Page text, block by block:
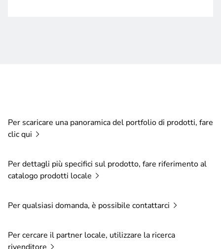
Per scaricare una panoramica del portfolio di prodotti, fare
clicqui
Per dettagli più specifici sul prodotto, fare riferimento al
catalogo prodotti locale
Per qualsiasi domanda, è possibile contattarci
Per cercare il partner locale, utilizzare la ricerca
rivenditore